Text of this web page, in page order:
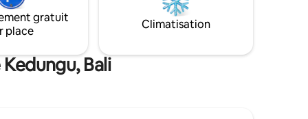
de fleurs offerts, décoration florale
gratuit
place
Climatisation
Bali